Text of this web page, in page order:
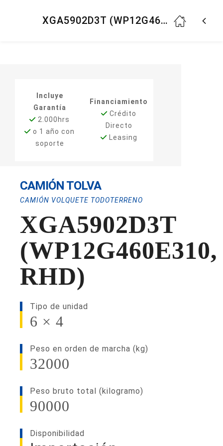
XGA5902D3T (WP12G460E310, RHD)
Incluye
Garantía
2.000hrs
o 1 año con
soporte
Financiamiento
Crédito
Directo
Leasing
CAMIÓN TOLVA
CAMIÓN VOLQUETE TODOTERRENO
XGA5902D3T
(WP12G460E310,
RHD)
Tipo de unidad
6 × 4
Peso en orden de marcha (kg)
32000
Peso bruto total (kilogramo)
90000
Disponibilidad